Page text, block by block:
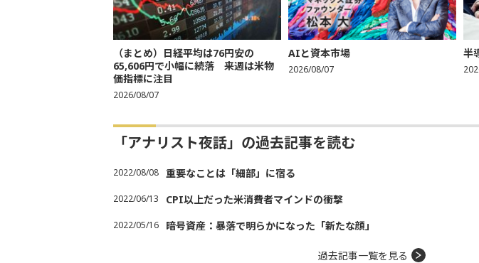
（まとめ）日経平均は76円安の
65,606円で小幅に続落 来週は米物
価指標に注目
2026/08/07
AIと資本市場
2026/08/07
半
「アナリスト夜話」の過去記事を読む
2022/08/08 重要なことは「細部」に宿る
2022/06/13 CPI以上だった米消費者マインドの衝撃
2022/05/16 暗号資産：暴落で明らかになった「新たな顔」
過去記事一覧を見る